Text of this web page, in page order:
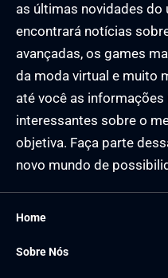
as últimas novidades do
encontrará notícias
avançadas, os games
da moda virtual e muito
até você as
interessantes sobre o
objetiva. Faça parte
novo mundo de
Home
Sobre Nós